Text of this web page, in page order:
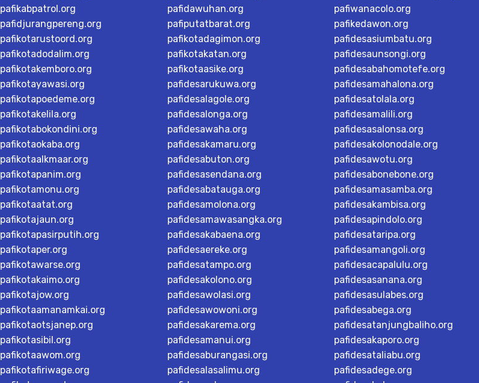
pafikabpatrol.org
pafidjurangpereng.org
pafikotarustoord.org
pafikotadodalim.org
pafikotakemboro.org
pafikotayawasi.org
pafikotapoedeme.org
pafikotakelila.org
pafikotabokondini.org
pafikotaokaba.org
pafikotaalkmaar.org
pafikotapanim.org
pafikotamonu.org
pafikotaatat.org
pafikotajaun.org
pafikotapasirputih.org
pafikotaper.org
pafikotawarse.org
pafikotakaimo.org
pafikotajow.org
pafikotaamanamkai.org
pafikotaotsjanep.org
pafikotasibil.org
pafikotaawom.org
pafikotafiriwage.org
pafidawuhan.org
pafiputatbarat.org
pafikotadagimon.org
pafikotakatan.org
pafikotaasike.org
pafidesarukuwa.org
pafidesalagole.org
pafidesalonga.org
pafidesawaha.org
pafidesakamaru.org
pafidesabuton.org
pafidesasendana.org
pafidesabatauga.org
pafidesamolona.org
pafidesamawasangka.org
pafidesakabaena.org
pafidesaereke.org
pafidesatampo.org
pafidesakolono.org
pafidesawolasi.org
pafidesawowoni.org
pafidesakarema.org
pafidesamanui.org
pafidesaburangasi.org
pafidesalasalimu.org
pafiwanacolo.org
pafikedawon.org
pafidesasiumbatu.org
pafidesaunsongi.org
pafidesabahomotefe.org
pafidesamahalona.org
pafidesatolala.org
pafidesamalili.org
pafidesasalonsa.org
pafidesakolonodale.org
pafidesawotu.org
pafidesabonebone.org
pafidesamasamba.org
pafidesakambisa.org
pafidesapindolo.org
pafidesataripa.org
pafidesamangoli.org
pafidesacapalulu.org
pafidesasanana.org
pafidesasulabes.org
pafidesabega.org
pafidesatanjungbaliho.org
pafidesakaporo.org
pafidesataliabu.org
pafidesadege.org